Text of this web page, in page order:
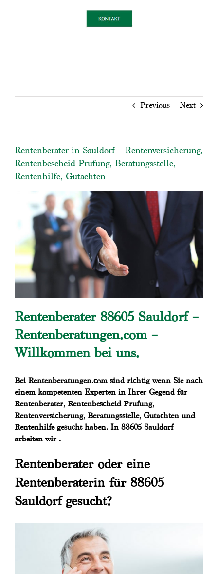
Previous Next
Rentenberater in Sauldorf – Rentenversicherung,
Rentenbescheid Prüfung, Beratungsstelle,
Rentenhilfe, Gutachten
Rentenberater 88605 Sauldorf –
Rentenberatungen.com –
Willkommen bei uns.
Bei Rentenberatungen.com sind richtig wenn Sie nach
einem kompetenten Experten in Ihrer Gegend für
Rentenberater, Rentenbescheid Prüfung,
Rentenversicherung, Beratungsstelle, Gutachten und
Rentenhilfe gesucht haben. In 88605 Sauldorf
arbeiten wir .
Rentenberater oder eine
Rentenberaterin für 88605
Sauldorf gesucht?